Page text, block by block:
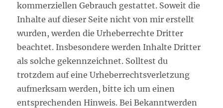
kommerziellen Gebrauch gestattet. Soweit die
Inhalte auf dieser Seite nicht von mir erstellt
wurden, werden die Urheberrechte Dritter
beachtet. Insbesondere werden Inhalte Dritter
als solche gekennzeichnet. Solltest du
trotzdem auf eine Urheberrechtsverletzung
aufmerksam werden, bitte ich um einen
entsprechenden Hinweis. Bei Bekanntwerden